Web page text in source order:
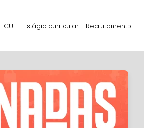
CUF - Estágio curricular - Recrutamento